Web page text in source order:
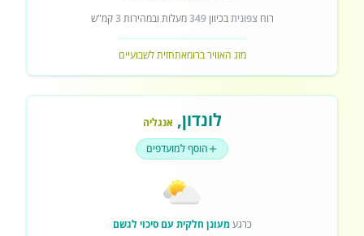
רוחצפוניתבכיוון349מעלות ובמהירות 3קמ"ש
מזג האוויר ברומאתחזית לשבועיים
לונדון, אנגליה
הוסף למועדפים
כרגעמעונן חלקית עם סיכוי לגשם